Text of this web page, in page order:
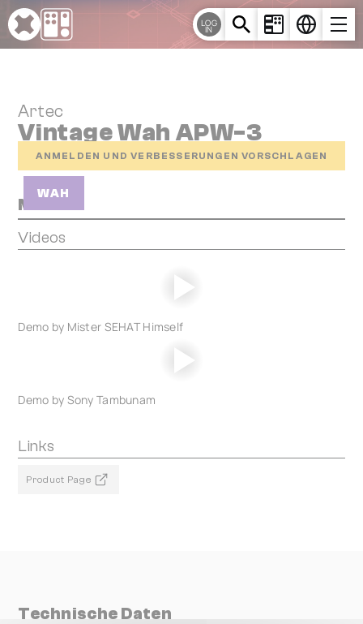
Cookie-Einstellungen
LOG
IN
Artec
Vintage Wah APW-3
ANMELDEN UND VERBESSERUNGEN VORSCHLAGEN
WAH
Media
Videos
Demo by Mister SEHAT Himself
Demo by Sony Tambunam
Links
Product Page
Technische Daten